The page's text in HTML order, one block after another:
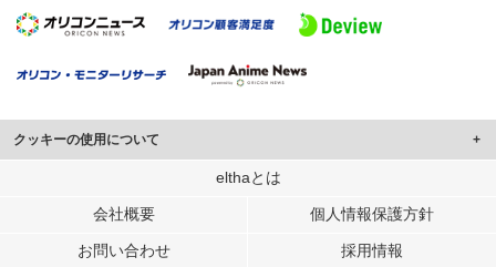
クッキーの使用について
このサイトでは Cookie を使用して、ユーザーに合わせたコンテンツや広告の
行っています。
メディアや広告配信、データ解析の各パートナーに提供しています。
elthaとは
会社概要 個人情報保護方針
お問い合わせ 採用情報